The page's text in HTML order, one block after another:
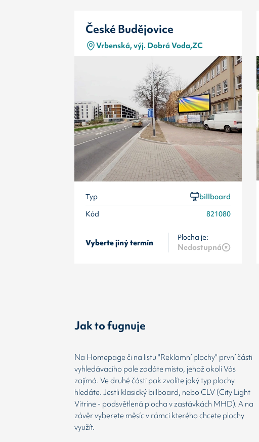
České Budějovice
Vrbenská, výj. Dobrá Voda,ZC
Typ
billboard
Kód
821080
Vyberte jiný termín Plocha je:
Nedostupná
Jak to fugnuje
Na Homepage či na listu "Reklamní plochy" první části
vyhledávacího pole zadáte místo, jehož okolí Vás
zajímá. Ve druhé části pak zvolíte jaký typ plochy
hledáte. Jestli klasický billboard, nebo CLV (City Light
Vitrine - podsvětlená plocha v zastávkách MHD). A na
závěr vyberete měsíc v rámci kterého chcete plochy
využít.